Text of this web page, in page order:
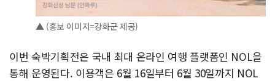
▲ (홍보 이미지=강화군 제공)
이번 숙박기획전은 국내 최대 온라인 여행 플랫폼인 NOL을
통해 운영된다. 이용객은 6월 16일부터 6월 30일까지 NOL